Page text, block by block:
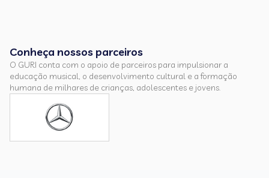
Conheça nossos parceiros
O GURI conta com o apoio de parceiros para impulsionar a
educação musical, o desenvolvimento cultural e a formação
humana de milhares de crianças, adolescentes e jovens.